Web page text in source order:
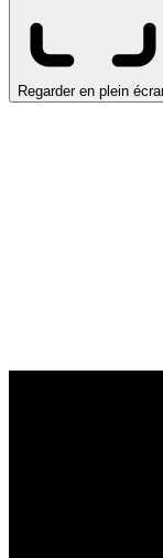
Regarder en plein